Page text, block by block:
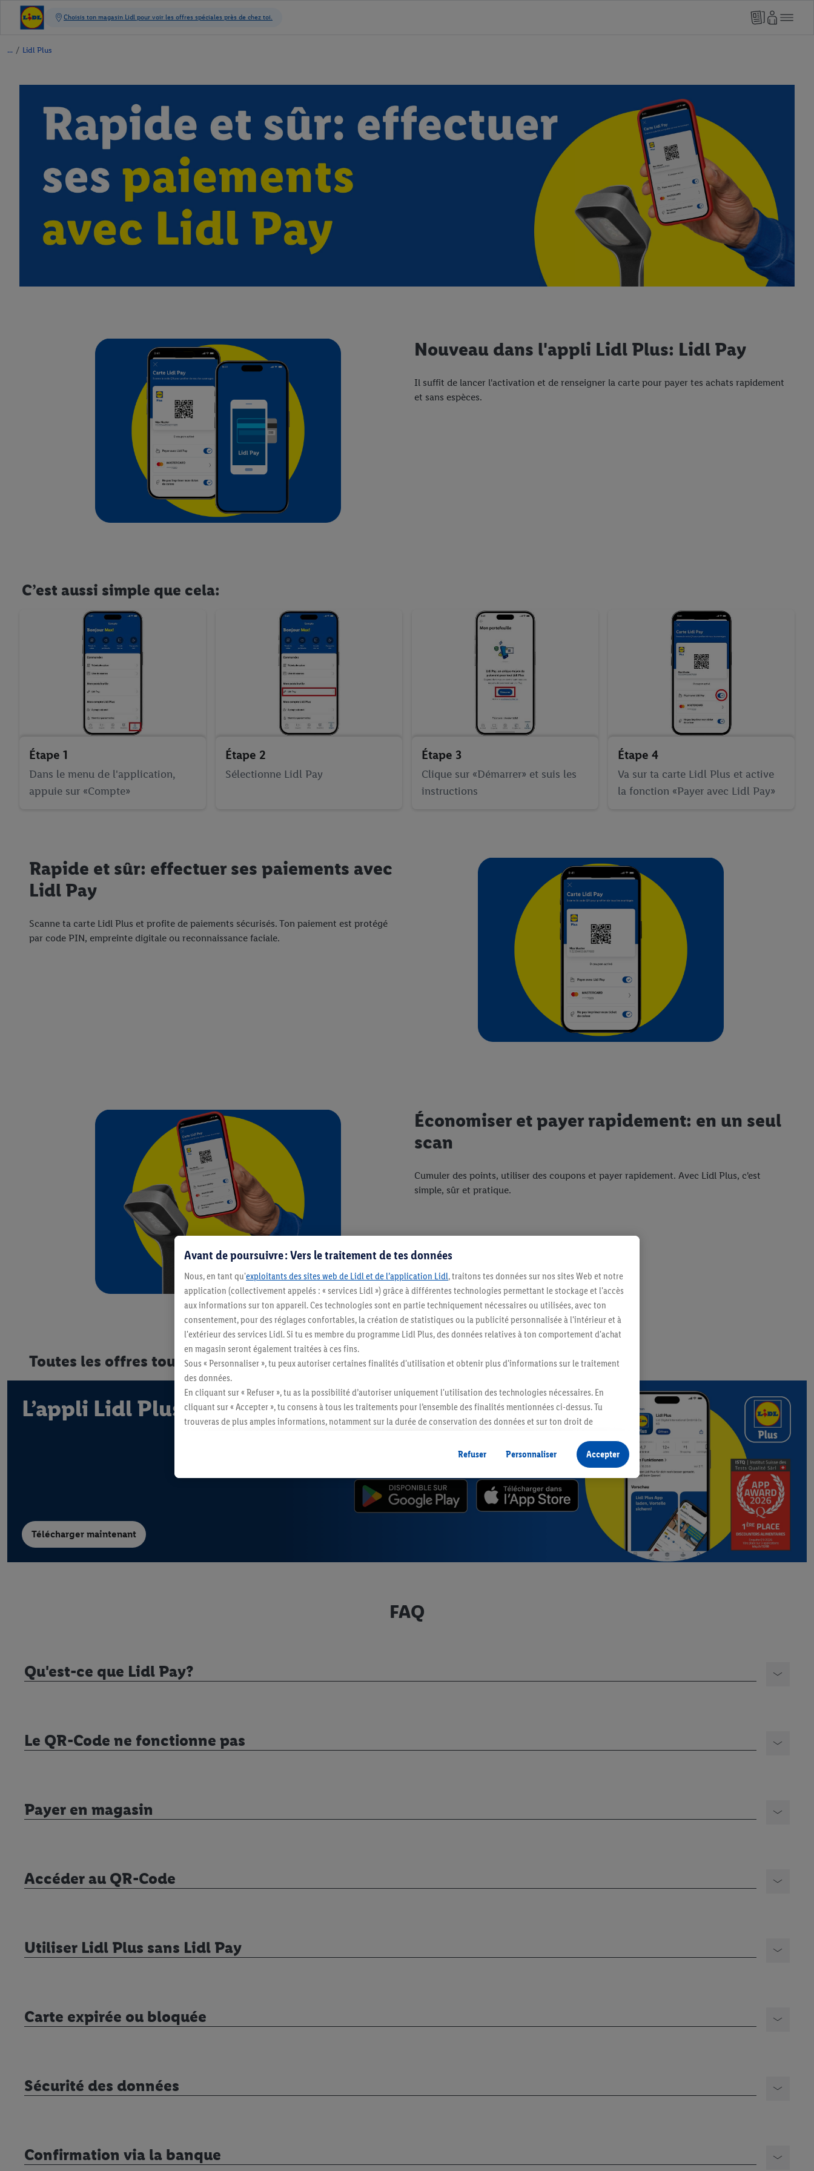
/ Lidl Plus
Nouveau dans l'appli Lidl Plus: Lidl Pay
Il suffit de lancer l'activation et de renseigner la carte pour payer tes achats rapidement
et sans espèces.
C’est aussi simple que cela:
Étape 1
Dans le menu de l'application,
appuie sur «Compte»
Étape 2
Sélectionne Lidl Pay
Étape 3
Clique sur «Démarrer» et suis les
instructions
Étape 4
Va sur ta carte Lidl Plus et active
la fonction «Payer avec Lidl Pay»
Rapide et sûr: effectuer ses paiements avec
Lidl Pay
Scanne ta carte Lidl Plus et profite de paiements sécurisés. Ton paiement est protégé
par code PIN, empreinte digitale ou reconnaissance faciale.
Économiser et payer rapidement: en un seul
scan
Cumuler des points, utiliser des coupons et payer rapidement. Avec Lidl Plus, c'est
simple, sûr et pratique.
Toutes les offres toujours à portée de main.
Télécharger maintenant
L’appli Lidl Plus.
FAQ
Qu'est-ce que Lidl Pay?
Le QR-Code ne fonctionne pas
Payer en magasin
Accéder au QR-Code
Utiliser Lidl Plus sans Lidl Pay
Carte expirée ou bloquée
Sécurité des données
Confirmation via la banque
Avant de poursuivre : Vers le traitement de tes données
Nous, en tant qu'exploitants des sites web de Lidl et de l’application Lidl, traitons tes données sur nos sites Web et notre
application (collectivement appelés : « services Lidl ») grâce à différentes technologies permettant le stockage et l'accès
aux informations sur ton appareil. Ces technologies sont en partie techniquement nécessaires ou utilisées, avec ton
consentement, pour des réglages confortables, la création de statistiques ou la publicité personnalisée à l'intérieur et à
l'extérieur des services Lidl. Si tu es membre du programme Lidl Plus, des données relatives à ton comportement d'achat
en magasin seront également traitées à ces fins.
Sous « Personnaliser », tu peux autoriser certaines finalités d'utilisation et obtenir plus d'informations sur le traitement
des données.
En cliquant sur « Refuser », tu as la possibilité d’autoriser uniquement l'utilisation des technologies nécessaires. En
cliquant sur « Accepter », tu consens à tous les traitements pour l’ensemble des finalités mentionnées ci-dessus. Tu
trouveras de plus amples informations, notamment sur la durée de conservation des données et sur ton droit de
Refuser Personnaliser Accepter